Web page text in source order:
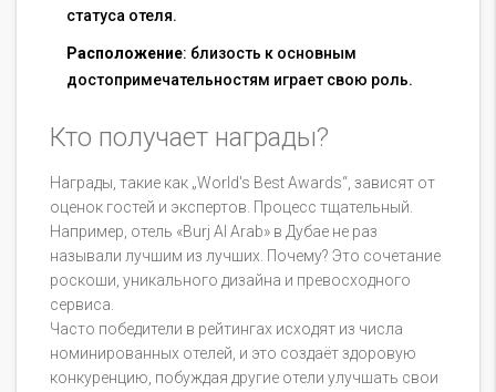
статуса отеля.
Расположение: близость к основным
достопримечательностям играет свою роль.
Кто получает награды?
Награды, такие как „World's Best Awards“, зависят от
оценок гостей и экспертов. Процесс тщательный.
Например, отель «Burj Al Arab» в Дубае не раз
называли лучшим из лучших. Почему? Это сочетание
роскоши, уникального дизайна и превосходного
сервиса.
Часто победители в рейтингах исходят из числа
номинированных отелей, и это создаёт здоровую
конкуренцию, побуждая другие отели улучшать свои